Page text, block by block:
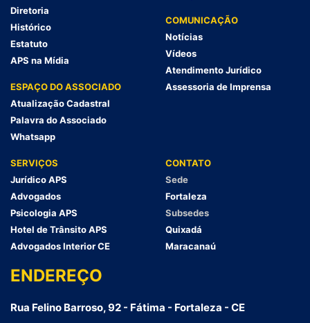
Diretoria
Histórico
Estatuto
APS na Mídia
ESPAÇO DO ASSOCIADO
Atualização Cadastral
Palavra do Associado
Whatsapp
COMUNICAÇÃO
Notícias
Vídeos
Atendimento Jurídico
Assessoria de Imprensa
SERVIÇOS
Jurídico APS
Advogados
Psicologia APS
Hotel de Trânsito APS
Advogados Interior CE
CONTATO
Sede
Fortaleza
Subsedes
Quixadá
Maracanaú
ENDEREÇO
Rua Felino Barroso, 92 - Fátima - Fortaleza - CE